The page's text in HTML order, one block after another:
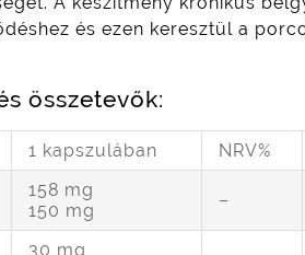
és ezen keresztül a
összetevők:
1 kapszulában NRV%
158 mg
150 mg
–
30 mg